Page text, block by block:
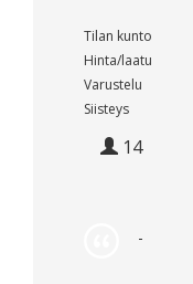
Tilan kunto
Hinta/laatu
Varustelu
Siisteys
14
-